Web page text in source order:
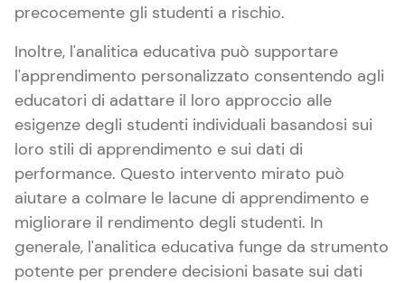
precocemente gli studenti a rischio.
Inoltre, l'analitica educativa può supportare
l'apprendimento personalizzato consentendo agli
educatori di adattare il loro approccio alle
esigenze degli studenti individuali basandosi sui
loro stili di apprendimento e sui dati di
performance. Questo intervento mirato può
aiutare a colmare le lacune di apprendimento e
migliorare il rendimento degli studenti. In
generale, l'analitica educativa funge da strumento
potente per prendere decisioni basate sui dati